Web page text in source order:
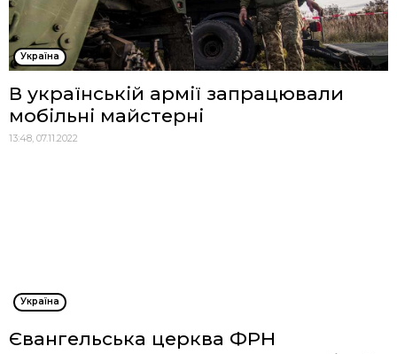
Україна
В українській армії запрацювали
мобільні майстерні
13:48, 07.11.2022
Україна
Євангельська церква ФРН